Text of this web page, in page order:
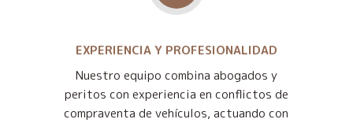
EXPERIENCIA Y PROFESIONALIDAD
Nuestro equipo combina abogados y
peritos con experiencia en conflictos de
compraventa de vehículos, actuando con